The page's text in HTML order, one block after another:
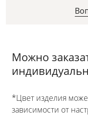
Можно
*Цвет изделия
зависимости от